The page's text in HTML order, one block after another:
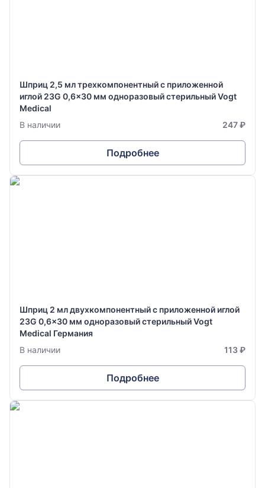
Шприц 2,5 мл трехкомпонентный с приложенной
иглой 23G 0,6x30 мм одноразовый стерильный Vogt
Medical
В наличии
247 ₽
Подробнее
Шприц 2 мл двухкомпонентный с приложенной иглой
23G 0,6x30 мм одноразовый стерильный Vogt
Medical Германия
В наличии
113 ₽
Подробнее